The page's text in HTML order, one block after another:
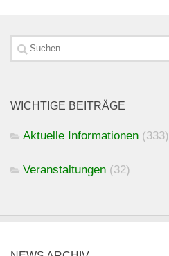
Suchen
nach:
WICHTIGE BEITRÄGE
Aktuelle Informationen (333)
Veranstaltungen (32)